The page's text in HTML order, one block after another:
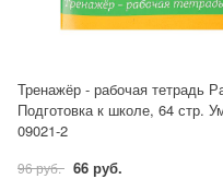
Тренажёр - рабочая тетрадь
Подготовка к школе, 64 стр.
09021-2
96 руб. 66 руб.